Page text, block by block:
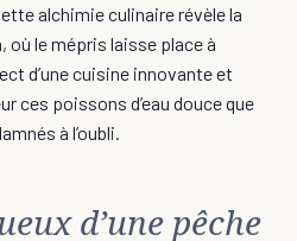
alchimie culinaire révèle la
le mépris laisse place à
d’une cuisine innovante et
ces poissons d’eau douce que
à l’oubli.
d’une pêche